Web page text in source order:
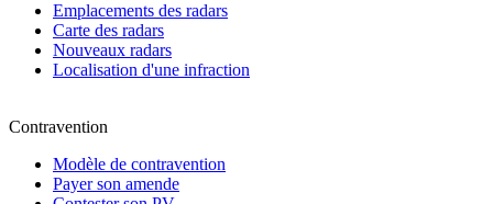
Emplacements des radars
Carte des radars
Nouveaux radars
Localisation d'une infraction
Contravention
Modèle de contravention
Payer son amende